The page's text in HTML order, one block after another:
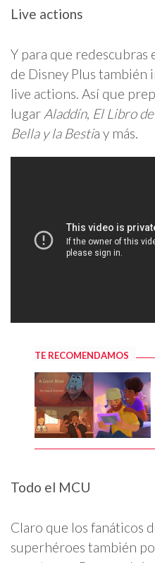
Live actions
Y para que redescubras
de Disney Plus también
live actions. Así que
lugar Aladdín, El Libro
Bella y la Bestia y más.
TE RECOMENDAMOS
Todo el MCU
Claro que los fanáticos
superhéroes también